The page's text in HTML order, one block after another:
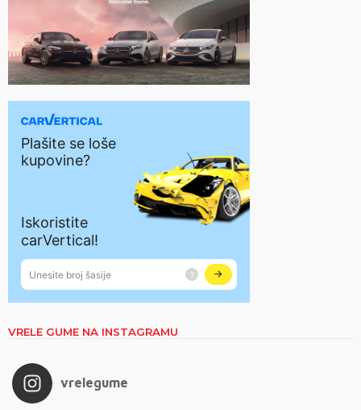
VRELE GUME NA INSTAGRAMU
vrelegume